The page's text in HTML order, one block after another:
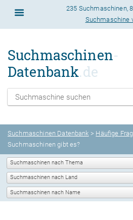
235 Suchmaschinen,
Suchmaschine
Suchmaschinen-
Datenbank.de
Suchmaschinen Datenbank > Häufige
Suchmaschinen gibt es?